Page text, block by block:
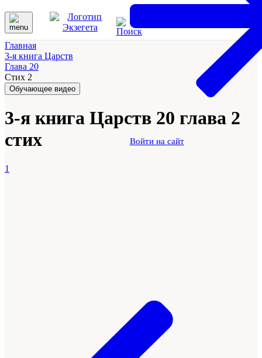
Войти на сайт
Главная
3-я книга Царств
Глава 20
Стих 2
Обучающее видео
3-я книга Царств 20 глава 2
стих
1